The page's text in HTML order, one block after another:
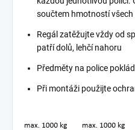
součtem hmotností
Regál zatěžujte vždy od
patří dolů, lehčí nahoru
Předměty na police
Při montáži použijte